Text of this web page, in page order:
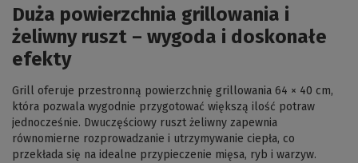
Duża powierzchnia grillowania i
żeliwny ruszt – wygoda i doskonałe
efekty
Grill oferuje przestronną powierzchnię grillowania 64 × 40 cm,
która pozwala wygodnie przygotować większą ilość potraw
jednocześnie. Dwuczęściowy ruszt żeliwny zapewnia
równomierne rozprowadzanie i utrzymywanie ciepła, co
przekłada się na idealne przypieczenie mięsa, ryb i warzyw.